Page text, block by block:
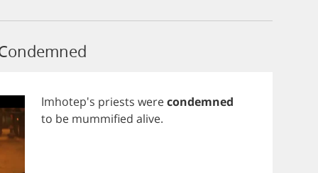
Imhotep's priests werecondemned
to be mummified alive.